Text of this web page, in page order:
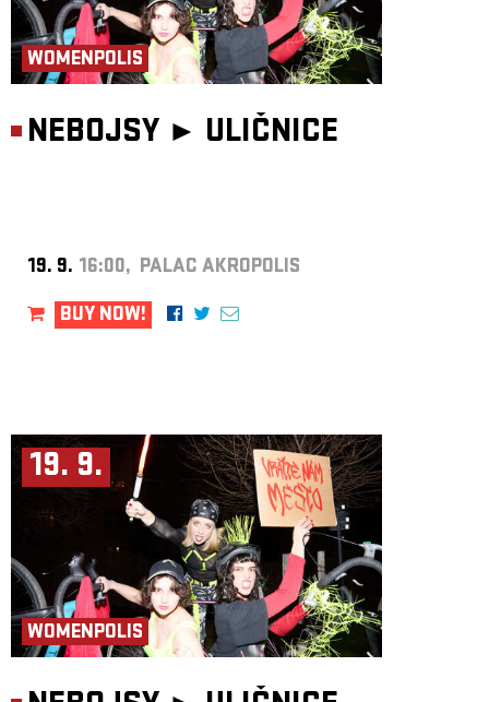
WOMENPOLIS
NEBOJSY ► ULIČNICE
19. 9. 16:00, PALAC AKROPOLIS
BUY NOW!
19. 9.
WOMENPOLIS